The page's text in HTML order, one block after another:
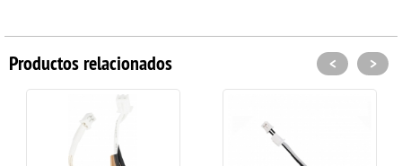
Productos relacionados < >